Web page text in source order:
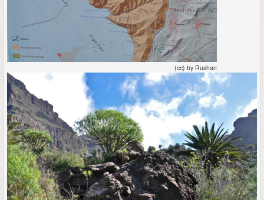
(cc) by Rushan